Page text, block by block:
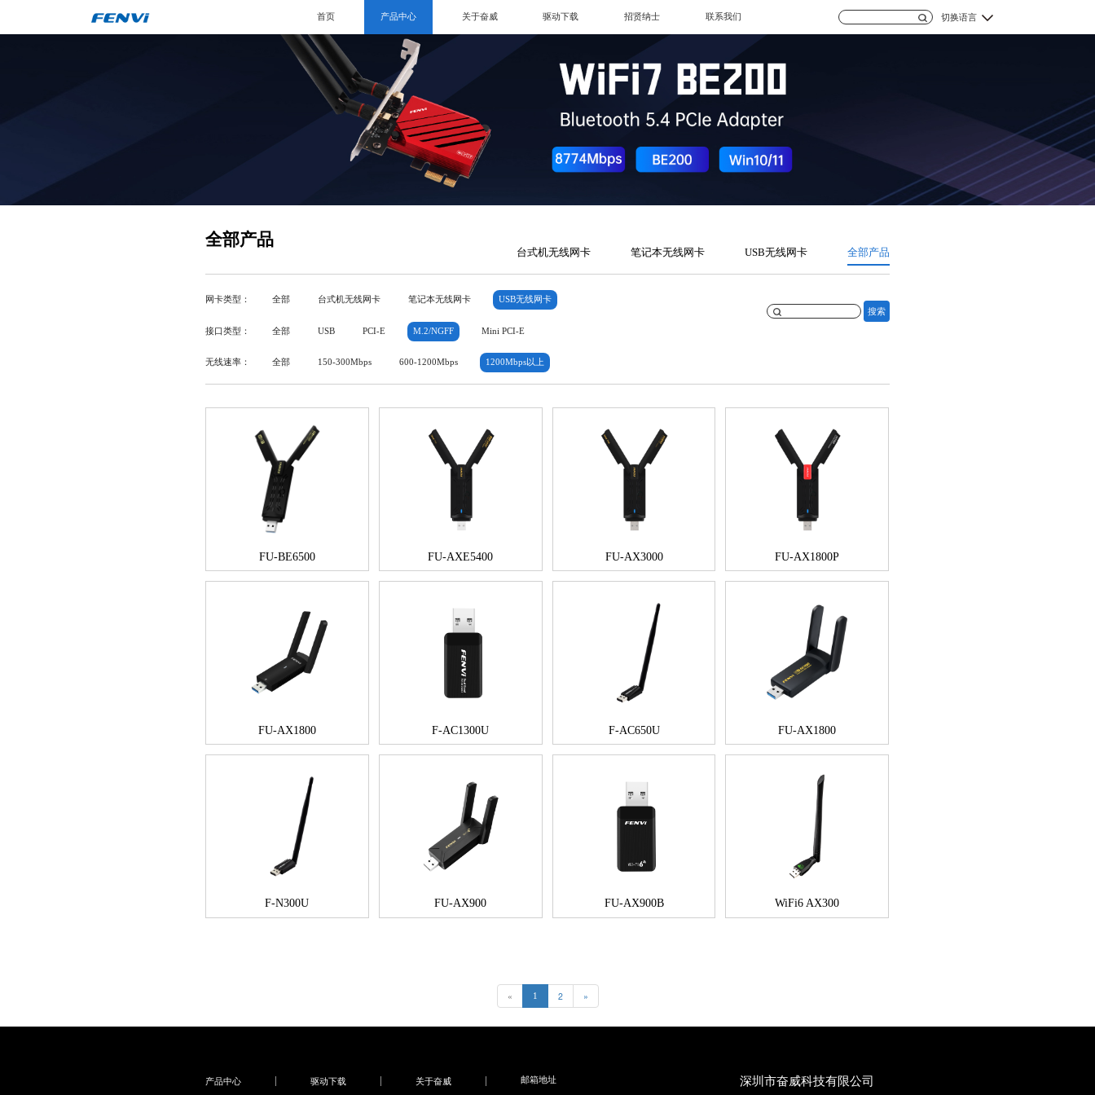
首页 产品中心 关于奋威 驱动下载 招贤纳士 联系我们 切换语言
全部产品
台式机无线网卡 笔记本无线网卡 USB无线网卡 全部产品
网卡类型： 全部 台式机无线网卡 笔记本无线网卡 USB无线网卡
搜索
接口类型： 全部 USB PCI-E M.2/NGFF Mini PCI-E
无线速率： 全部 150-300Mbps 600-1200Mbps 1200Mbps以上
FU-BE6500 FU-AXE5400 FU-AX3000 FU-AX1800P
FU-AX1800 F-AC1300U F-AC650U FU-AX1800
F-N300U FU-AX900 FU-AX900B WiFi6 AX300
« 1 2 »
产品中心 驱动下载 关于奋威 邮箱地址 深圳市奋威科技有限公司